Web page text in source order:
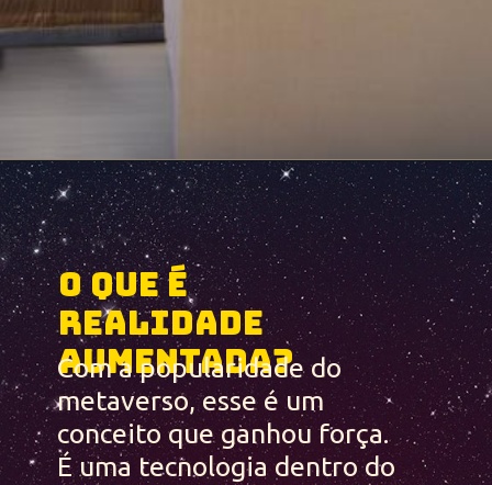
O que é
realidade
aumentada?
Com a popularidade do
metaverso, esse é um
conceito que ganhou força.
É uma tecnologia dentro do